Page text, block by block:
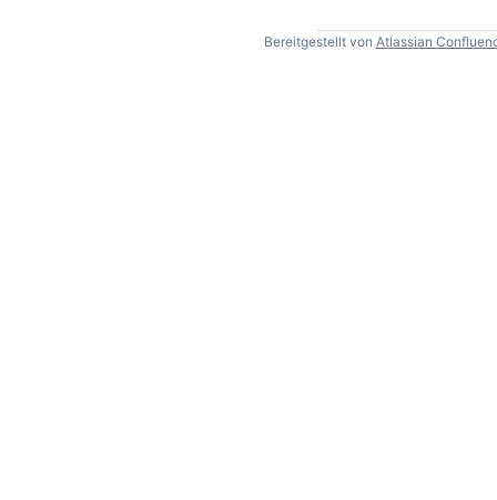
Bereitgestellt von Atlassian